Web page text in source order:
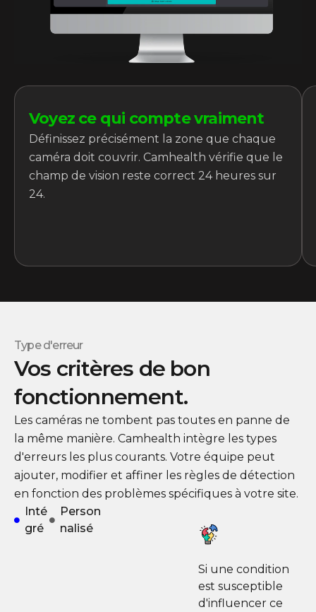
Voyez ce qui compte vraiment
Définissez précisément la zone que chaque
caméra doit couvrir. Camhealth vérifie que le
champ de vision reste correct 24 heures sur
24.
Type d'erreur
Vos critères de bon
fonctionnement.
Les caméras ne tombent pas toutes en panne de
la même manière. Camhealth intègre les types
d'erreurs les plus courants. Votre équipe peut
ajouter, modifier et affiner les règles de détection
en fonction des problèmes spécifiques à votre site.
Inté
gré
Person
nalisé
Si une condition
est susceptible
d'influencer ce